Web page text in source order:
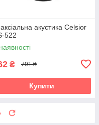
акустика Celsior
522
₴ 791 ₴
Купити